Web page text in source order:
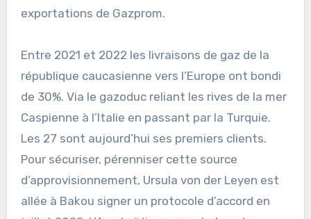
exportations de Gazprom.
Entre 2021 et 2022 les livraisons de gaz de la
république caucasienne vers l’Europe ont bondi
de 30%. Via le gazoduc reliant les rives de la mer
Caspienne à l’Italie en passant par la Turquie.
Les 27 sont aujourd’hui ses premiers clients.
Pour sécuriser, pérenniser cette source
d’approvisionnement, Ursula von der Leyen est
allée à Bakou signer un protocole d’accord en